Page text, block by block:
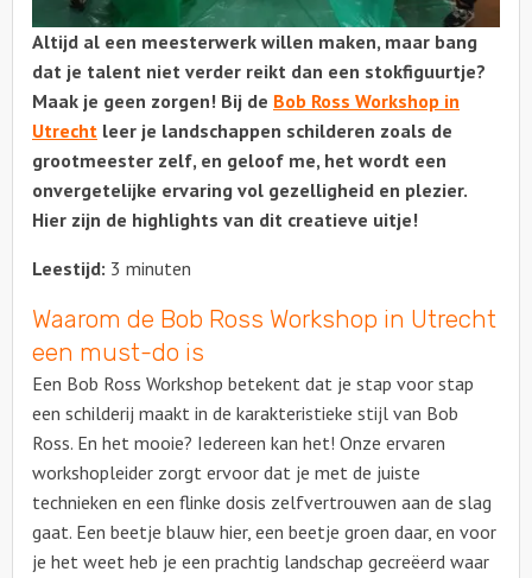
Altijd al een meesterwerk willen maken, maar bang
dat je talent niet verder reikt dan een stokfiguurtje?
Maak je geen zorgen! Bij de Bob Ross Workshop in
Utrecht leer je landschappen schilderen zoals de
grootmeester zelf, en geloof me, het wordt een
onvergetelijke ervaring vol gezelligheid en plezier.
Hier zijn de highlights van dit creatieve uitje!
Leestijd: 3 minuten
Waarom de Bob Ross Workshop in Utrecht
een must-do is
Een Bob Ross Workshop betekent dat je stap voor stap
een schilderij maakt in de karakteristieke stijl van Bob
Ross. En het mooie? Iedereen kan het! Onze ervaren
workshopleider zorgt ervoor dat je met de juiste
technieken en een flinke dosis zelfvertrouwen aan de slag
gaat. Een beetje blauw hier, een beetje groen daar, en voor
je het weet heb je een prachtig landschap gecreëerd waar